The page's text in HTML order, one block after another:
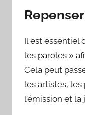
Il est essentiel
les paroles »
Cela peut
les artistes,
l’émission et